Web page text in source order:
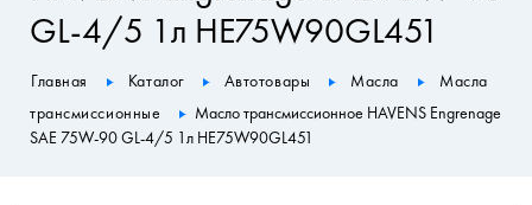
GL-4/5 1л HE75W90GL451
Главная Каталог Автотовары Масла
Масла
трансмиссионные
Масло трансмиссионное HAVENS Engrenage
SAE 75W-90 GL-4/5 1л HE75W90GL451